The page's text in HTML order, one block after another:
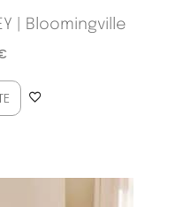
| Bloomingville